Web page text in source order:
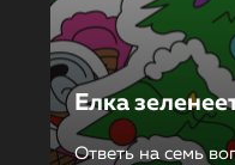
Елка
Ответь на семь